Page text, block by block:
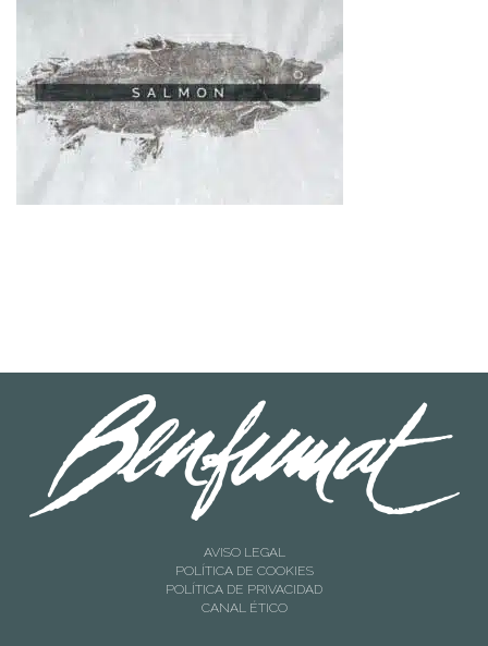
AVISO LEGAL
POLÍTICA DE COOKIES
POLÍTICA DE PRIVACIDAD
CANAL ÉTICO